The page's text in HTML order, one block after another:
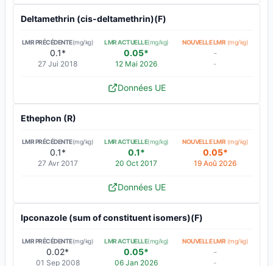
Deltamethrin (cis-deltamethrin)(F)
LMR PRÉCÉDENTE(mg/kg)
0.1*
27 Jui 2018
LMR ACTUELLE(mg/kg)
0.05*
12 Mai 2026
NOUVELLE LMR (mg/kg)
-
-
Données UE
Ethephon (R)
LMR PRÉCÉDENTE(mg/kg)
0.1*
27 Avr 2017
LMR ACTUELLE(mg/kg)
0.1*
20 Oct 2017
NOUVELLE LMR (mg/kg)
0.05*
19 Aoû 2026
Données UE
Ipconazole (sum of constituent isomers)(F)
LMR PRÉCÉDENTE(mg/kg)
0.02*
01 Sep 2008
LMR ACTUELLE(mg/kg)
0.05*
06 Jan 2026
NOUVELLE LMR (mg/kg)
-
-